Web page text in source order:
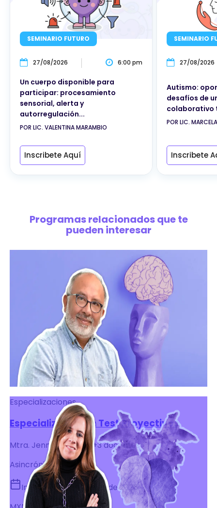
SEMINARIO FUTURO
27/08/2026 6:00 pm
Un cuerpo disponible para
participar: procesamiento
sensorial, alerta y
autorregulación...
POR LIC. VALENTINA MARAMBIO
Inscribete Aquí
SEMINARIO
27/08/2026
Autismo:
desafíos de
colaborativo
POR LIC.
Inscribete
Programas relacionados que te
pueden interesar